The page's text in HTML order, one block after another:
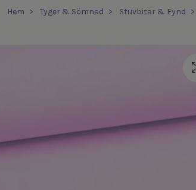
Hem Tyger & Sömnad Stuvbitar & Fynd